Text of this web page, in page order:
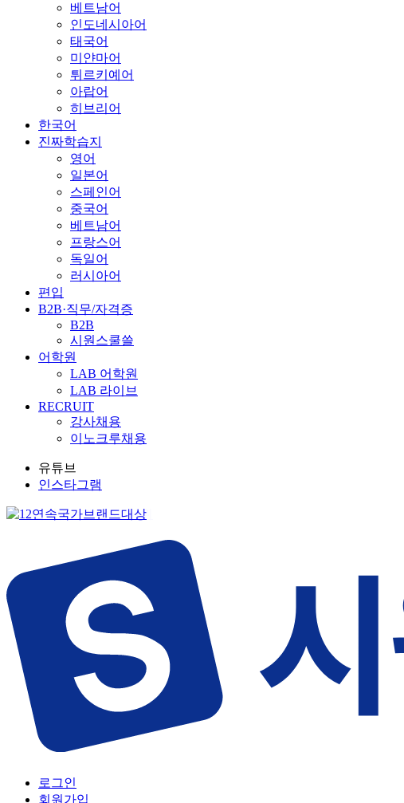
베트남어
인도네시아어
태국어
미얀마어
튀르키예어
아랍어
히브리어
한국어
진짜학습지
영어
일본어
스페인어
중국어
베트남어
프랑스어
독일어
러시아어
편입
B2B·직무/자격증
B2B
시원스쿨쓸
어학원
LAB 어학원
LAB 라이브
RECRUIT
강사채용
이노크루채용
유튜브
인스타그램
로그인
회원가입